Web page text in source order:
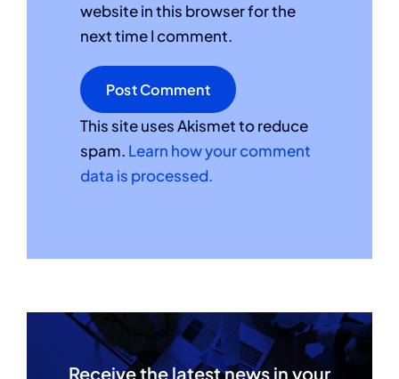
website in this browser for the
next time I comment.
This site uses Akismet to reduce
spam. Learn how your comment
data is processed.
Receive the latest news in your